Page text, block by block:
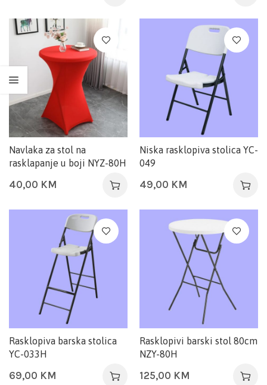
Navlaka za stol na
rasklapanje u boji NYZ-80H
40,00 KM
Niska rasklopiva stolica YC-
049
49,00 KM
Rasklopiva barska stolica
YC-033H
69,00 KM
Rasklopivi barski stol 80cm
NZY-80H
125,00 KM